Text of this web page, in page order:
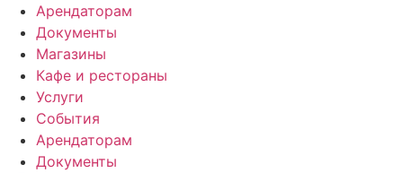
Арендаторам
Документы
Магазины
Кафе и рестораны
Услуги
События
Арендаторам
Документы